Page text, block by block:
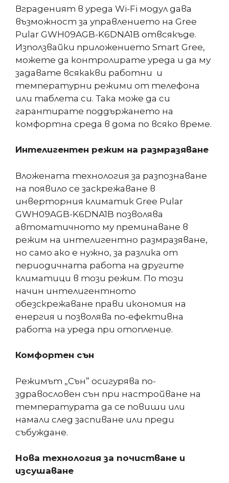
Вграденият в уреда Wi-Fi модул дава
възможност за управлението на Gree
Pular GWH09AGB-K6DNA1B отвсякъде.
Използвайки приложението Smart Gree,
можете да контролирате уреда и да му
задавате всякакви работни и
температурни режими от телефона
или таблета си. Така може да си
гарантирате поддържането на
комфортна среда в дома по всяко време.
Интелигентен режим на размразяване
Вложената технология за разпознаване
на появило се заскрежаване в
инверторния климатик Gree Pular
GWH09AGB-K6DNA1B позволява
автоматичното му преминаване в
режим на интелигентно размразяване,
но само ако е нужно, за разлика от
периодичната работа на другите
климатици в този режим. По този
начин интелигентното
обезскрежаване прави икономия на
енергия и позволява по-ефективна
работа на уреда при отопление.
Комфортен сън
Режимът „Сън” осигурява по-
здравословен сън при настройване на
температурата да се повиши или
намали след заспиване или преди
събуждане.
Нова технология за почистване и
изсушаване